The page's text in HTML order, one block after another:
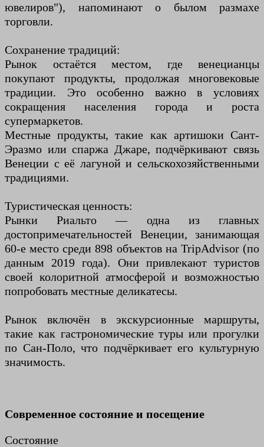
ювелиров"), напоминают о былом размахе
торговли.
Сохранение традиций:
Рынок остаётся местом, где венецианцы
покупают продукты, продолжая многовековые
традиции. Это особенно важно в условиях
сокращения населения города и роста
супермаркетов.
Местные продукты, такие как артишоки Сант-
Эразмо или спаржа Джаре, подчёркивают связь
Венеции с её лагуной и сельскохозяйственными
традициями.
Туристическая ценность:
Рынки Риальто — одна из главных
достопримечательностей Венеции, занимающая
60-е место среди 898 объектов на TripAdvisor (по
данным 2019 года). Они привлекают туристов
своей колоритной атмосферой и возможностью
попробовать местные деликатесы.
Рынок включён в экскурсионные маршруты,
такие как гастрономические туры или прогулки
по Сан-Поло, что подчёркивает его культурную
значимость.
Современное состояние и посещение
Состояние